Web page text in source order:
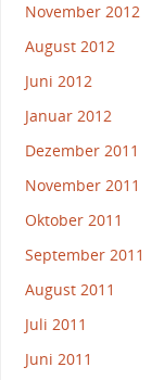
November 2012
August 2012
Juni 2012
Januar 2012
Dezember 2011
November 2011
Oktober 2011
September 2011
August 2011
Juli 2011
Juni 2011